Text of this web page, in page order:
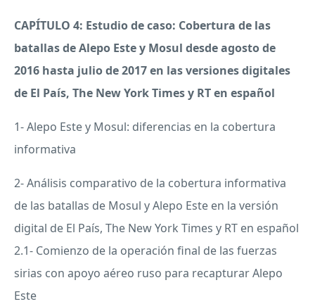
CAPÍTULO 4: Estudio de caso: Cobertura de las
batallas de Alepo Este y Mosul desde agosto de
2016 hasta julio de 2017 en las versiones digitales
de El País, The New York Times y RT en español
1- Alepo Este y Mosul: diferencias en la cobertura
informativa
2- Análisis comparativo de la cobertura informativa
de las batallas de Mosul y Alepo Este en la versión
digital de El País, The New York Times y RT en español
2.1- Comienzo de la operación final de las fuerzas
sirias con apoyo aéreo ruso para recapturar Alepo
Este